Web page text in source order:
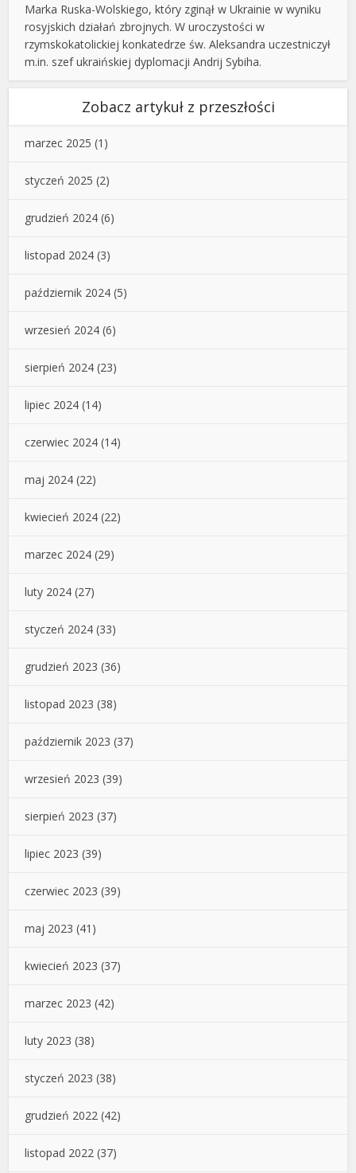
Marka Ruska-Wolskiego, który zginął w Ukrainie w wyniku
rosyjskich działań zbrojnych. W uroczystości w
rzymskokatolickiej konkatedrze św. Aleksandra uczestniczył
m.in. szef ukraińskiej dyplomacji Andrij Sybiha.
Zobacz artykuł z przeszłości
marzec 2025 (1)
styczeń 2025 (2)
grudzień 2024 (6)
listopad 2024 (3)
październik 2024 (5)
wrzesień 2024 (6)
sierpień 2024 (23)
lipiec 2024 (14)
czerwiec 2024 (14)
maj 2024 (22)
kwiecień 2024 (22)
marzec 2024 (29)
luty 2024 (27)
styczeń 2024 (33)
grudzień 2023 (36)
listopad 2023 (38)
październik 2023 (37)
wrzesień 2023 (39)
sierpień 2023 (37)
lipiec 2023 (39)
czerwiec 2023 (39)
maj 2023 (41)
kwiecień 2023 (37)
marzec 2023 (42)
luty 2023 (38)
styczeń 2023 (38)
grudzień 2022 (42)
listopad 2022 (37)